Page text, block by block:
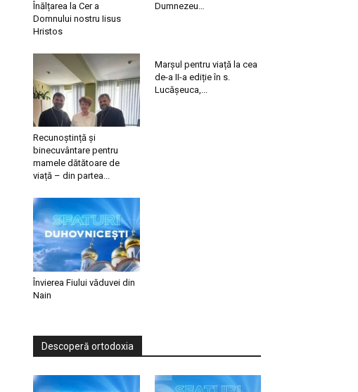
Înălțarea la Cer a
Domnului nostru Iisus
Hristos
Dumnezeu…
Recunoștință și
binecuvântare pentru
mamele dătătoare de
viață – din partea...
Marșul pentru viață la cea
de-a II-a ediție în s.
Lucășeuca,...
Învierea Fiului văduvei din
Nain
Descoperă ortodoxia